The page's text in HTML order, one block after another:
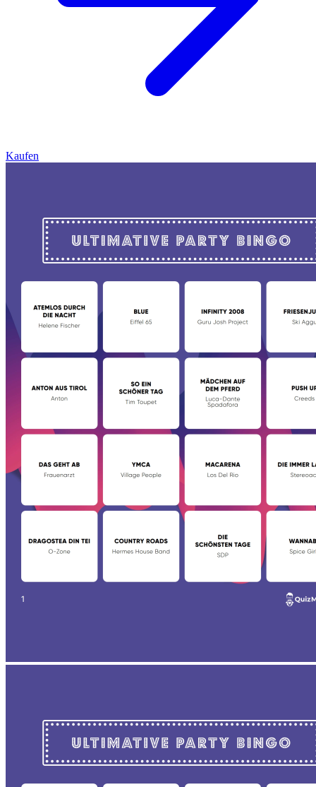
Kaufen